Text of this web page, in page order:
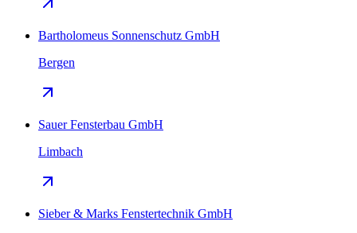
Bartholomeus Sonnenschutz GmbH
Bergen
Sauer Fensterbau GmbH
Limbach
Sieber & Marks Fenstertechnik GmbH